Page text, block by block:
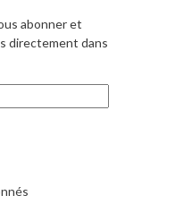
abonner et
directement dans